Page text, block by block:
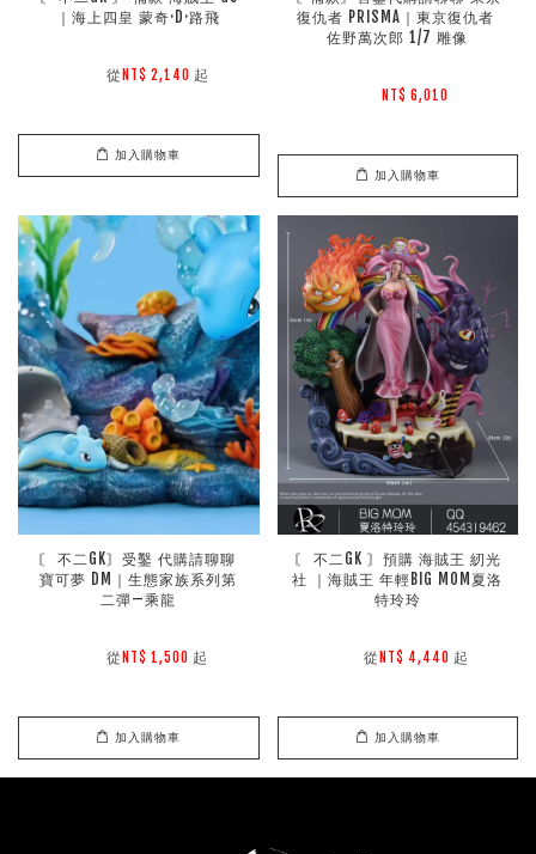
｜海上四皇 蒙奇·D·路飛
        從
NT$ 2,140 起
加入購物車
復仇者 PRISMA｜東京復仇者
佐野萬次郎 1/7 雕像
NT$ 6,010
加入購物車
〘 不二GK〙受鑿 代購請聊聊
寶可夢 DM｜生態家族系列第
二彈—乘龍
        從
NT$ 1,500 起
加入購物車
〘 不二GK 〙預購 海賊王 紉光
社 ｜海賊王 年輕BIG MOM夏洛
特玲玲
        從
NT$ 4,440 起
加入購物車